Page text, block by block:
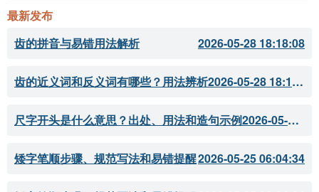
最新发布
齿的拼音与易错用法解析
2026-05-28 18:18:08
齿的近义词和反义词有哪些？用法辨析 2026-05-28 18:18:07
尺字开头是什么意思？出处、用法和造句示例 2026-05-28 18:18:05
矮字笔顺步骤、规范写法和易错提醒2026-05-25 06:04:34